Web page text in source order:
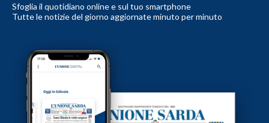
Sfoglia il quotidiano online e sul tuo smartphone
Tutte le notizie del giorno aggiornate minuto per minuto